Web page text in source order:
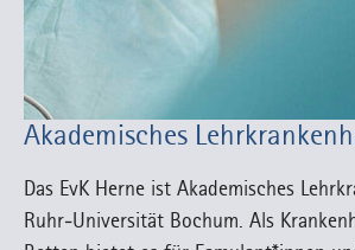
Akademisches
Das EvK Herne ist Akademisches
Ruhr-Universität Bochum. Als